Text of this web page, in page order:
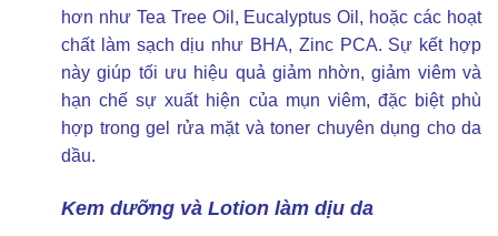
hơn như Tea Tree Oil, Eucalyptus Oil, hoặc các hoạt
chất làm sạch dịu như BHA, Zinc PCA. Sự kết hợp
này giúp tối ưu hiệu quả giảm nhờn, giảm viêm và
hạn chế sự xuất hiện của mụn viêm, đặc biệt phù
hợp trong gel rửa mặt và toner chuyên dụng cho da
dầu.
Kem dưỡng và Lotion làm dịu da